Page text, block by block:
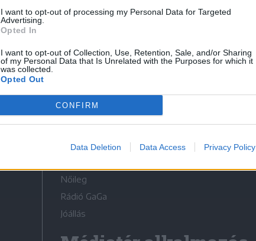
I want to opt-out of processing my Personal Data for Targeted
Advertising.
Opted In
I want to opt-out of Collection, Use, Retention, Sale, and/or Sharing
of my Personal Data that Is Unrelated with the Purposes for which it
was collected.
Opted Out
CONFIRM
Data Deletion Data Access Privacy Policy
Médiatér
Liget
Krónika
Bihari Napló
Erdélyi Napló
Nőileg
Rádió GaGa
Jóállás